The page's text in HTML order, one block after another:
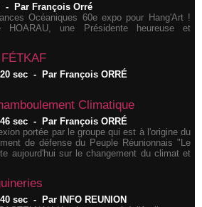
-
Par François Orré
Océaniques 60e expo pour Hang'Art !
HOARAU, une Présidente heureuse et
sec- Par François ORRÉ
Climatique
sec-
Par François ORRÉ
portée par le groupe qui est à l'origine du
de défense du Peuple Réunionnais "Le
aujourd'hui sur le changement du climat et
sec-
Par INFO REUNION